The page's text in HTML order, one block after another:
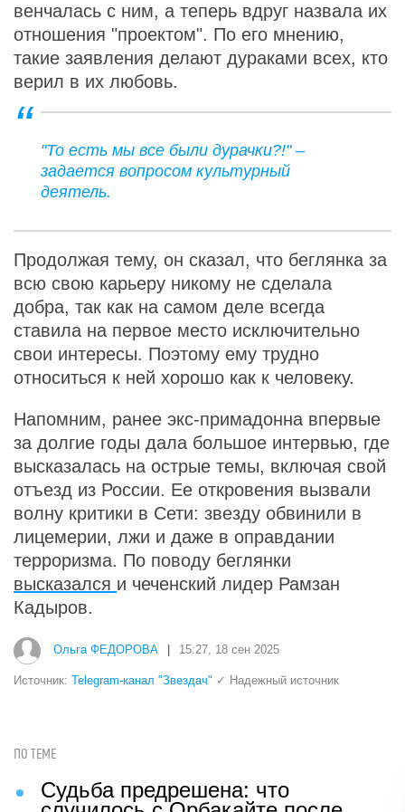
венчалась с ним, а теперь вдруг назвала их
отношения "проектом". По его мнению,
такие заявления делают дураками всех, кто
верил в их любовь.
"То есть мы все были дурачки?!" –
задается вопросом культурный
деятель.
Продолжая тему, он сказал, что беглянка за
всю свою карьеру никому не сделала
добра, так как на самом деле всегда
ставила на первое место исключительно
свои интересы. Поэтому ему трудно
относиться к ней хорошо как к человеку.
Напомним, ранее экс-примадонна впервые
за долгие годы дала большое интервью, где
высказалась на острые темы, включая свой
отъезд из России. Ее откровения вызвали
волну критики в Сети: звезду обвинили в
лицемерии, лжи и даже в оправдании
терроризма. По поводу беглянки
высказался и чеченский лидер Рамзан
Кадыров.
Ольга ФЕДОРОВА 15:27, 18 сен 2025
Источник: Telegram-канал "Звездач" ✓ Надежный источник
ПО ТЕМЕ
Судьба предрешена: что